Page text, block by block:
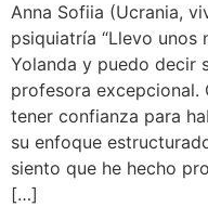
Anna Sofiia (Ucrania,
psiquiatría “Llevo unos
Yolanda y puedo decir
profesora excepcional.
tener confianza para
su enfoque
siento que he hecho
[…]